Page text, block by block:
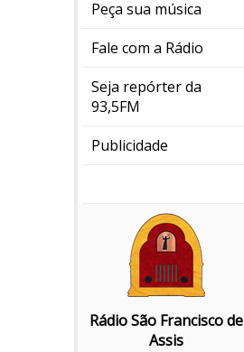
Peça sua música
Fale com a Rádio
Seja repórter da
93,5FM
Publicidade
Rádio São Francisco de
Assis